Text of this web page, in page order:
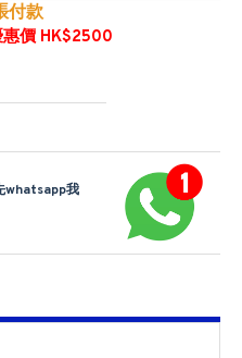
付款
價 HK$2500
whatsapp我